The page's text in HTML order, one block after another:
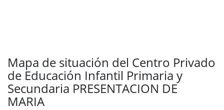
Mapa de situación del Centro Privado
de Educación Infantil Primaria y
Secundaria PRESENTACION DE
MARIA